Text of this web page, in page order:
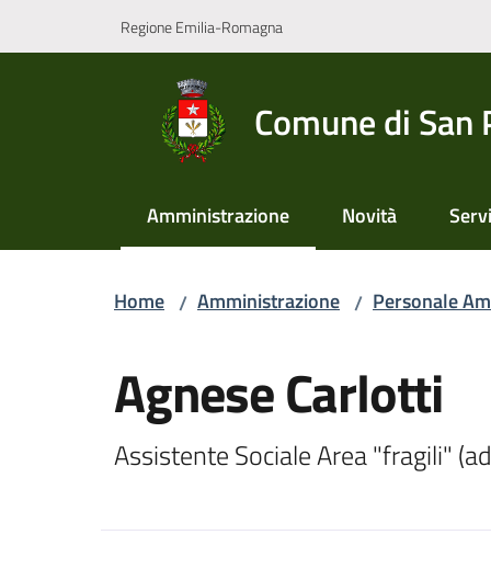
Regione Emilia-Romagna
Comune di San
Amministrazione
Menu selezionato Novità
Home / Amministrazione / Personale
Agnese Carlotti
Assistente Sociale Area "fragili"